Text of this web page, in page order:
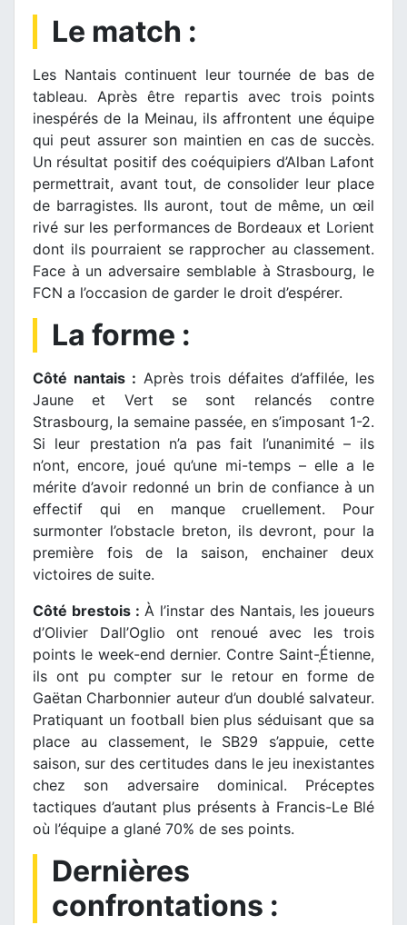
Le match :
Les Nantais continuent leur tournée de bas de
tableau. Après être repartis avec trois points
inespérés de la Meinau, ils affrontent une équipe
qui peut assurer son maintien en cas de succès.
Un résultat positif des coéquipiers d’Alban Lafont
permettrait, avant tout, de consolider leur place
de barragistes. Ils auront, tout de même, un œil
rivé sur les performances de Bordeaux et Lorient
dont ils pourraient se rapprocher au classement.
Face à un adversaire semblable à Strasbourg, le
FCN a l’occasion de garder le droit d’espérer.
La forme :
Côté nantais : Après trois défaites d’affilée, les
Jaune et Vert se sont relancés contre
Strasbourg, la semaine passée, en s’imposant 1-2.
Si leur prestation n’a pas fait l’unanimité – ils
n’ont, encore, joué qu’une mi-temps – elle a le
mérite d’avoir redonné un brin de confiance à un
effectif qui en manque cruellement. Pour
surmonter l’obstacle breton, ils devront, pour la
première fois de la saison, enchainer deux
victoires de suite.
Côté brestois : À l’instar des Nantais, les joueurs
d’Olivier Dall’Oglio ont renoué avec les trois
points le week-end dernier. Contre Saint-֤Étienne,
ils ont pu compter sur le retour en forme de
Gaëtan Charbonnier auteur d’un doublé salvateur.
Pratiquant un football bien plus séduisant que sa
place au classement, le SB29 s’appuie, cette
saison, sur des certitudes dans le jeu inexistantes
chez son adversaire dominical. Préceptes
tactiques d’autant plus présents à Francis-Le Blé
où l’équipe a glané 70% de ses points.
Dernières
confrontations :